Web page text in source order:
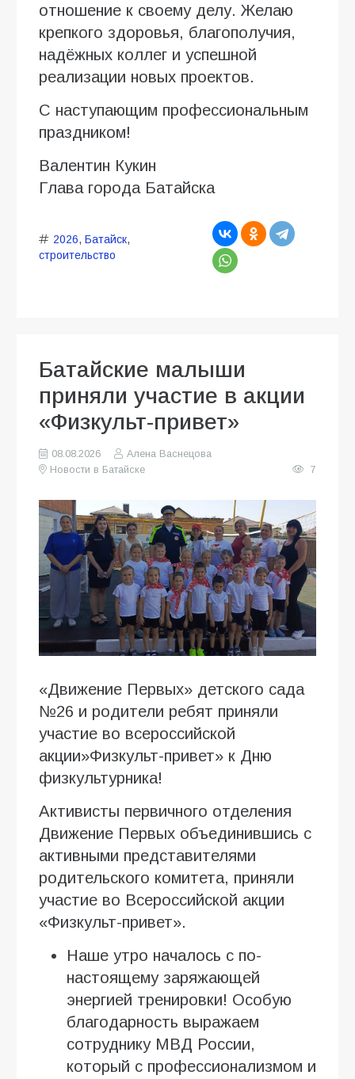
отношение к своему делу. Желаю
крепкого здоровья, благополучия,
надёжных коллег и успешной
реализации новых проектов.
С наступающим профессиональным
праздником!
Валентин Кукин
Глава города Батайска
2026, Батайск,
строительство
Батайские малыши
приняли участие в акции
«Физкульт-привет»
08.08.2026
Алена Васнецова
Новости в Батайске
7
«Движение Первых» детского сада
№26 и родители ребят приняли
участие во всероссийской
акции»Физкульт-привет» к Дню
физкультурника!
Активисты первичного отделения
Движение Первых объединившись с
активными представителями
родительского комитета, приняли
участие во Всероссийской акции
«Физкульт-привет».
Наше утро началось с по-
настоящему заряжающей
энергией тренировки! Особую
благодарность выражаем
сотруднику МВД России,
который с профессионализмом и